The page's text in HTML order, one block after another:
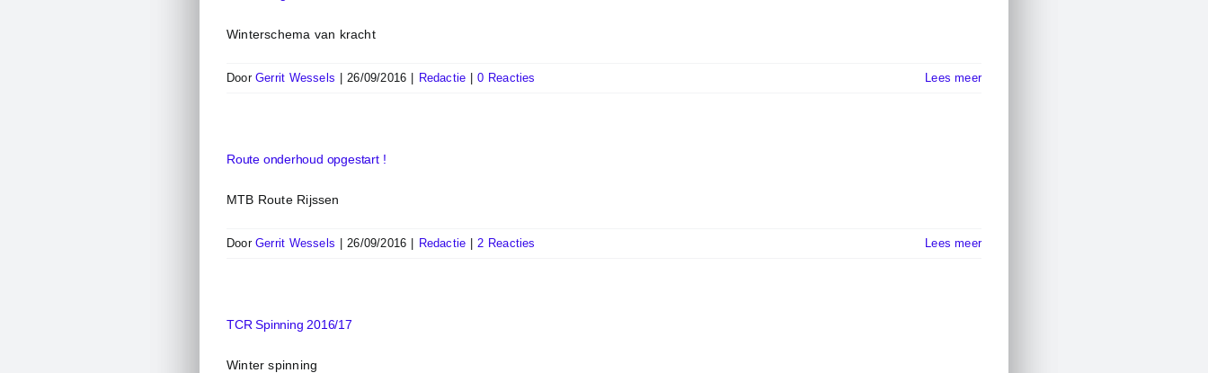
Winterschema van kracht
DoorGerrit Wessels 26/09/2016 Redactie 0 Reacties Lees meer
Route onderhoud opgestart !
MTB Route Rijssen
DoorGerrit Wessels 26/09/2016 Redactie 2 Reacties Lees meer
TCR Spinning 2016/17
Winter spinning